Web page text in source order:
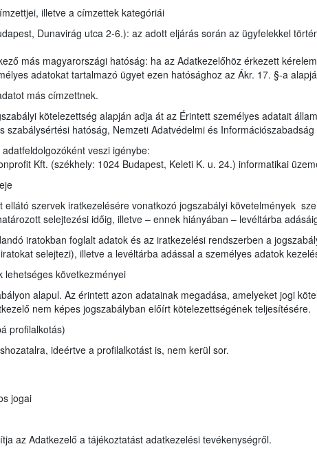
illetve a címzettek kategóriái
Dunavirág utca 2-6.): az adott eljárás során az ügyfelekkel
más magyarországi hatóság: ha az Adatkezelőhöz érkezett
adatokat tartalmazó ügyet ezen hatósághoz az Ákr. 17. §-a
más címzettnek.
kötelezettség alapján adja át az Érintett személyes adatait
hatóság, Nemzeti Adatvédelmi és
veszi igénybe:
Kft. (székhely: 1024 Budapest, Keleti K. u. 24.) informatikai
szervek iratkezelésére vonatkozó jogszabályi követelmények
selejtezési időig, illetve – ennek hiányában – levéltárba
iratokban foglalt adatok és az iratkezelési rendszerben a
selejtezi), illetve a levéltárba adással a személyes adatok
következményei
alapul. Az érintett azon adatainak megadása, amelyeket jogi
nem képes jogszabályban előírt kötelezettségének teljesítésére.
profilalkotás)
ideértve a profilalkotást is, nem kerül sor.
jogai
az Adatkezelő a tájékoztatást adatkezelési tevékenységről.